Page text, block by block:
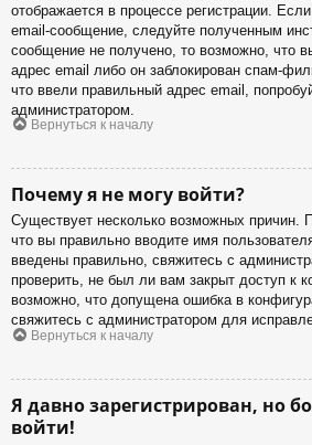
отображается в процессе регистрации.
email-сообщение, следуйте полученным
сообщение не получено, то возможно, что
адрес email либо он заблокирован спам-
что ввели правильный адрес email,
администратором.
Вернуться к началу
Почему я не могу войти?
Существует несколько возможных причин.
что вы правильно вводите имя
введены правильно, свяжитесь с
проверить, не был ли вам закрыт доступ к
возможно, что допущена ошибка в
свяжитесь с администратором для
Вернуться к началу
Я давно зарегистрирован, но
войти!